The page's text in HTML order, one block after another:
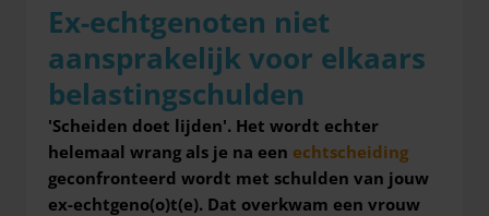
Ex-echtgenoten niet
aansprakelijk voor elkaars
belastingschulden
'Scheiden doet lijden'. Het wordt echter
helemaal wrang als je na een echtscheiding
geconfronteerd wordt met schulden van jouw
ex-echtgeno(o)t(e). Dat overkwam een vrouw